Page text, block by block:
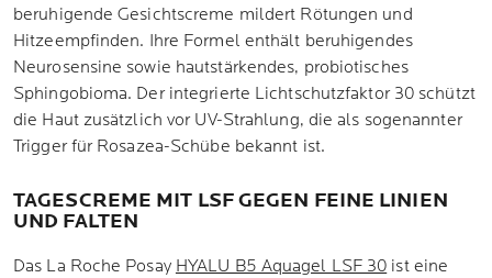
beruhigende Gesichtscreme mildert Rötungen und
Hitzeempfinden. Ihre Formel enthält beruhigendes
Neurosensine sowie hautstärkendes, probiotisches
Sphingobioma. Der integrierte Lichtschutzfaktor 30 schützt
die Haut zusätzlich vor UV-Strahlung, die als sogenannter
Trigger für Rosazea-Schübe bekannt ist.
TAGESCREME MIT LSF GEGEN FEINE LINIEN
UND FALTEN
Das La Roche Posay HYALU B5 Aquagel LSF 30 ist eine